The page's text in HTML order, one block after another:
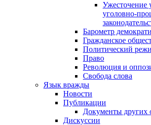
Ужесточение
уголовно-
Барометр
Гражданское
Политический
Право
Революция и
Свобода слова
Язык вражды
Новости
Публикации
Документы других
Дискуссии